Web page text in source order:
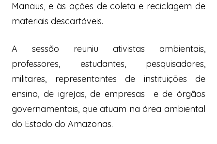
Manaus, e às ações de coleta e reciclagem de
materiais descartáveis.
A sessão reuniu ativistas ambientais,
professores, estudantes, pesquisadores,
militares, representantes de instituições de
ensino, de igrejas, de empresas e de órgãos
governamentais, que atuam na área ambiental
do Estado do Amazonas.